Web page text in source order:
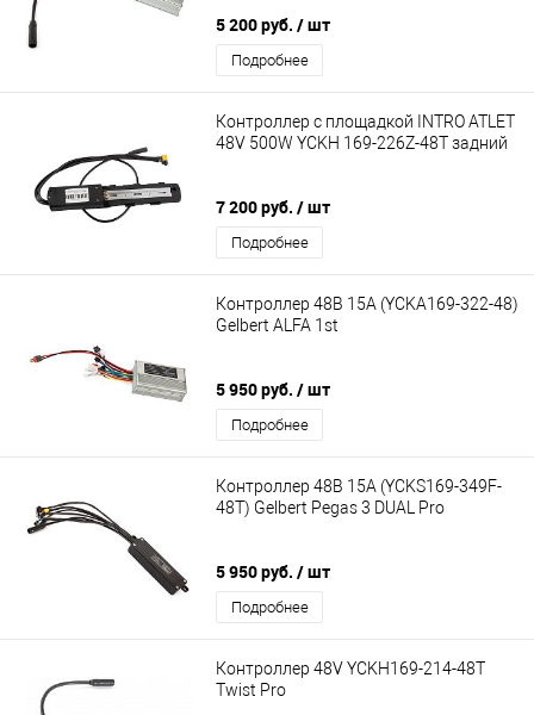
5 200 руб. / шт
Подробнее
Контроллер с площадкой INTRO ATLET
48V 500W YCKH 169-226Z-48T задний
7 200 руб. / шт
Подробнее
Контроллер 48В 15А (YCKA169-322-48)
Gelbert ALFA 1st
5 950 руб. / шт
Подробнее
Контроллер 48В 15А (YCKS169-349F-
48T) Gelbert Pegas 3 DUAL Pro
5 950 руб. / шт
Подробнее
Контроллер 48V YCKH169-214-48T
Twist Pro